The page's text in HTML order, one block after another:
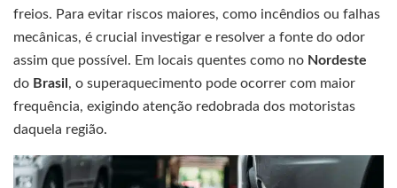
freios. Para evitar riscos maiores, como incêndios ou falhas
mecânicas, é crucial investigar e resolver a fonte do odor
assim que possível. Em locais quentes como no Nordeste
do Brasil , o superaquecimento pode ocorrer com maior
frequência, exigindo atenção redobrada dos motoristas
daquela região.